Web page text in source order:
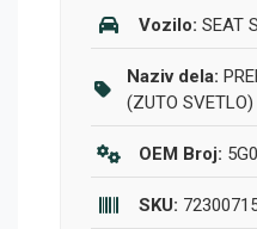
Vozilo: SEAT
Naziv dela:
(ZUTO
OEM Broj:
SKU: